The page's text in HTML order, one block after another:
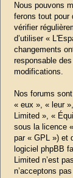
Nous pouvons
ferons tout pour
vérifier
d’utiliser «
changements
responsable
modifications.
Nos forums
« eux », « leur
Limited », «
sous la licence «
par « GPL ») et
logiciel phpBB
Limited n’est
n’acceptons